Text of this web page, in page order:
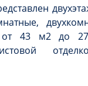
от 43 м2 до